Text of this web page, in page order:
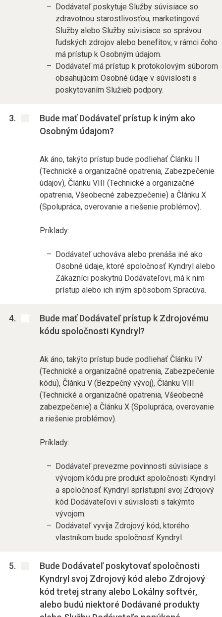
Dodávateľ poskytuje Služby súvisiace so
zdravotnou starostlivosťou, marketingové
Služby alebo Služby súvisiace so správou
ľudských zdrojov alebo benefitov, v rámci čoho
má prístup k Osobným údajom.
Dodávateľ má prístup k protokolovým súborom
obsahujúcim Osobné údaje v súvislosti s
poskytovaním Služieb podpory.
Bude mať Dodávateľ prístup k iným ako
Osobným údajom?
Ak áno, takýto prístup bude podliehať Článku II
(Technické a organizačné opatrenia, Zabezpečenie
údajov), Článku VIII (Technické a organizačné
opatrenia, Všeobecné zabezpečenie) a Článku X
(Spolupráca, overovanie a riešenie problémov).
Príklady:
Dodávateľ uchováva alebo prenáša iné ako
Osobné údaje, ktoré spoločnosť Kyndryl alebo
Zákazníci poskytnú Dodávateľovi, má k nim
prístup alebo ich iným spôsobom Spracúva.
Bude mať Dodávateľ prístup k Zdrojovému
kódu spoločnosti Kyndryl?
Ak áno, takýto prístup bude podliehať Článku IV
(Technické a organizačné opatrenia, Zabezpečenie
kódu), Článku V (Bezpečný vývoj), Článku VIII
(Technické a organizačné opatrenia, Všeobecné
zabezpečenie) a Článku X (Spolupráca, overovanie
a riešenie problémov).
Príklady:
Dodávateľ prevezme povinnosti súvisiace s
vývojom kódu pre produkt spoločnosti Kyndryl
a spoločnosť Kyndryl sprístupní svoj Zdrojový
kód Dodávateľovi v súvislosti s takýmto
vývojom.
Dodávateľ vyvíja Zdrojový kód, ktorého
vlastníkom bude spoločnosť Kyndryl.
Bude Dodávateľ poskytovať spoločnosti
Kyndryl svoj Zdrojový kód alebo Zdrojový
kód tretej strany alebo Lokálny softvér,
alebo budú niektoré Dodávané produkty